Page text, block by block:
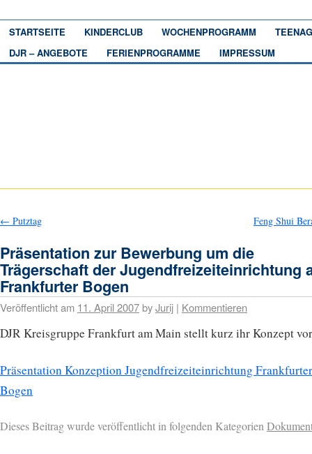
STARTSEITE KINDERCLUB WOCHENPROGRAMM
DJR – ANGEBOTE
FERIENPROGRAMME IMPRESSUM
← Putztag Feng Shui
Präsentation zur Bewerbung um die
Trägerschaft der Jugendfreizeiteinrichtung
Frankfurter Bogen
Veröffentlicht am 11. April 2007byJurij | Kommentieren
DJR Kreisgruppe Frankfurt am Main stellt kurz ihr Konzept
Präsentation Konzeption Jugendfreizeiteinrichtung Frankfurter
Bogen
Dieses Beitrag wurde veröffentlicht in folgenden Kategorien